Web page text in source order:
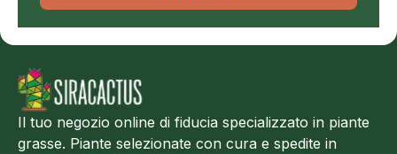
Il tuo negozio online di fiducia specializzato in piante
grasse. Piante selezionate con cura e spedite in